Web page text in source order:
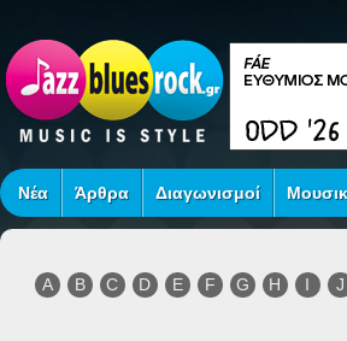
Νέα Άρθρα Διαγωνισμοί
A B C D E F G H I J